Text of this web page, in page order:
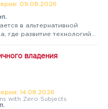
09.08.2026
в альтернативной
где развитие технологий
утопает в густом дыму
фоне и
молодых людей.Юноша…
владения
14.08.2026
with Zero Subjects